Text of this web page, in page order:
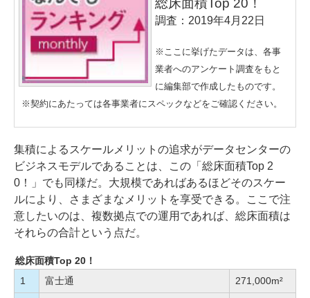
総床面積Top 20！
調査：2019年4月22日
※ここに挙げたデータは、各事
業者へのアンケート調査をもと
に編集部で作成したものです。
※契約にあたっては各事業者にスペックなどをご確認ください。
集積によるスケールメリットの追求がデータセンターの
ビジネスモデルであることは、この「総床面積Top 2
0！」でも同様だ。大規模であればあるほどそのスケー
ルにより、さまざまなメリットを享受できる。ここで注
意したいのは、複数拠点での運用であれば、総床面積は
それらの合計という点だ。
総床面積Top 20！
1
富士通 271,000m²